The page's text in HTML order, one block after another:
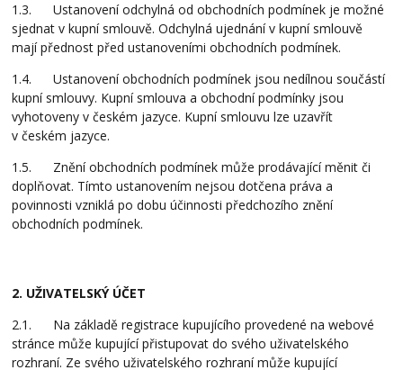
1.3. Ustanovení odchylná od obchodních podmínek je možné
sjednat v kupní smlouvě. Odchylná ujednání v kupní smlouvě
mají přednost před ustanoveními obchodních podmínek.
1.4. Ustanovení obchodních podmínek jsou nedílnou součástí
kupní smlouvy. Kupní smlouva a obchodní podmínky jsou
vyhotoveny v českém jazyce. Kupní smlouvu lze uzavřít
v českém jazyce.
1.5. Znění obchodních podmínek může prodávající měnit či
doplňovat. Tímto ustanovením nejsou dotčena práva a
povinnosti vzniklá po dobu účinnosti předchozího znění
obchodních podmínek.
2. UŽIVATELSKÝ ÚČET
2.1. Na základě registrace kupujícího provedené na webové
stránce může kupující přistupovat do svého uživatelského
rozhraní. Ze svého uživatelského rozhraní může kupující